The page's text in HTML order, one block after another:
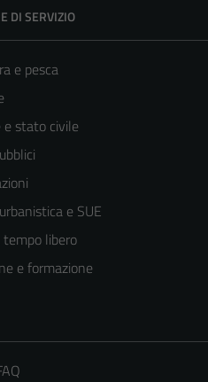
DI SERVIZIO
e pesca
e stato civile
e SUE
libero
e formazione